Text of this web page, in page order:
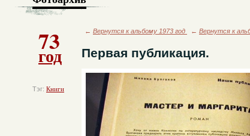
73
год
Тэг: Книги
← Вернутся к альбому 1973 год ← Вернутся к
Первая публикация.